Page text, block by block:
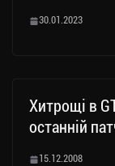
30.01.2023
Хитрощі в
останній
15.12.2008